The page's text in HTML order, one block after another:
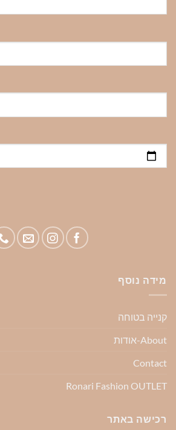
המוצר
המוצר
מידה נוסף
קנייה בטוחה
About-אודות
Contact
Ronari Fashion OUTLET
רכישה באתר